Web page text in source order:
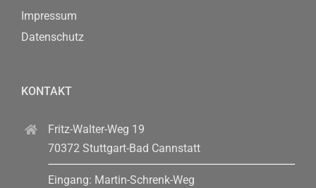
Impressum
Datenschutz
KONTAKT
Fritz-Walter-Weg 19
70372 Stuttgart-Bad Cannstatt
Eingang: Martin-Schrenk-Weg